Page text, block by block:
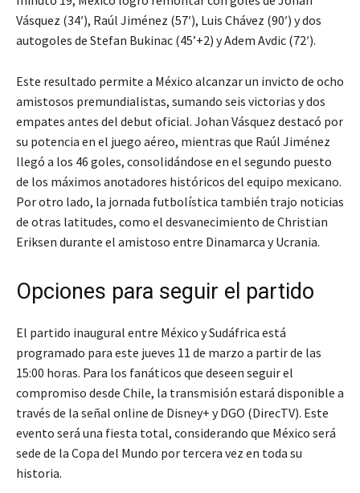
Vásquez (34′), Raúl Jiménez (57′), Luis Chávez (90′) y dos
autogoles de Stefan Bukinac (45’+2) y Adem Avdic (72′).
Este resultado permite a México alcanzar un invicto de ocho
amistosos premundialistas, sumando seis victorias y dos
empates antes del debut oficial. Johan Vásquez destacó por
su potencia en el juego aéreo, mientras que Raúl Jiménez
llegó a los 46 goles, consolidándose en el segundo puesto
de los máximos anotadores históricos del equipo mexicano.
Por otro lado, la jornada futbolística también trajo noticias
de otras latitudes, como el desvanecimiento de Christian
Eriksen durante el amistoso entre Dinamarca y Ucrania.
Opciones para seguir el partido
El partido inaugural entre México y Sudáfrica está
programado para este jueves 11 de marzo a partir de las
15:00 horas. Para los fanáticos que deseen seguir el
compromiso desde Chile, la transmisión estará disponible a
través de la señal online de Disney+ y DGO (DirecTV). Este
evento será una fiesta total, considerando que México será
sede de la Copa del Mundo por tercera vez en toda su
historia.